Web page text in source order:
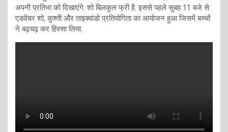
अपनी प्रतिभा को दिखाएंगे. शो बिलकुल फ्री है. इससे पहले सुबह 11 बजे से
एडवेंचर शो, कुश्ती और ताइक्वांडो प्रतियोगिता का आयोजन हुआ जिसमें बच्चों
ने बढ़चढ़ कर हिस्सा लिया.